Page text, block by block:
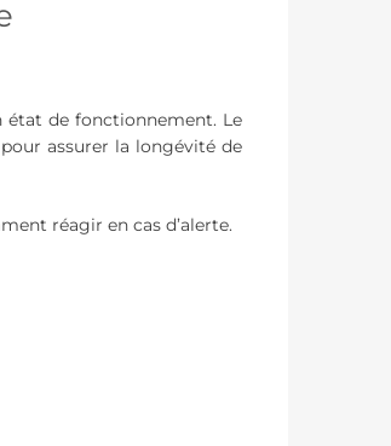
état de fonctionnement. Le
assurer la longévité de
réagir en cas d’alerte.